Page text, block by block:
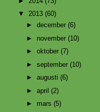
▼ 2013 (60)
► december (6)
► november (10)
► oktober (7)
► september (10)
► augusti (6)
► april (2)
► mars (5)